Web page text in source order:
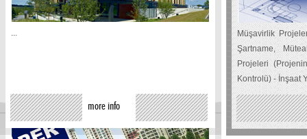
...
more info
Müşavirlik
Şartname,
Projeleri
Kontrolü) - İnşaat